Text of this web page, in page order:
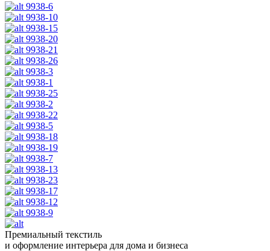
9938-6
9938-10
9938-15
9938-20
9938-21
9938-26
9938-3
9938-1
9938-25
9938-2
9938-22
9938-5
9938-18
9938-19
9938-7
9938-13
9938-23
9938-17
9938-12
9938-9
Премиальный текстиль
и оформление интерьера для дома и бизнеса